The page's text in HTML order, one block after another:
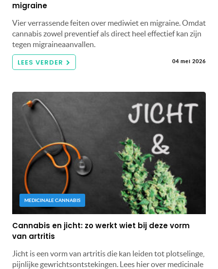
migraine
Vier verrassende feiten over mediwiet en migraine. Omdat
cannabis zowel preventief als direct heel effectief kan zijn
tegen migraineaanvallen.
LEES VERDER 04 mei 2026
MEDICINALE CANNABIS
Cannabis en jicht: zo werkt wiet bij deze vorm
van artritis
Jicht is een vorm van artritis die kan leiden tot plotselinge,
pijnlijke gewrichtsontstekingen. Lees hier over medicinale